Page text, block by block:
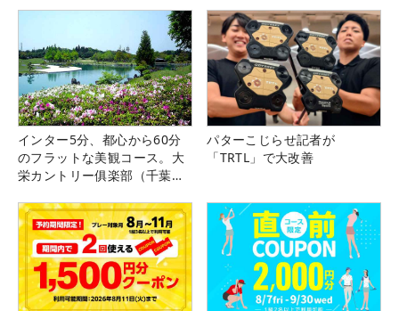
インター5分、都心から60分
のフラットな美観コース。大
栄カントリー俱楽部（千葉
パターこじらせ記者が
「TRTL」で大改善